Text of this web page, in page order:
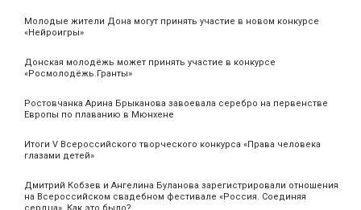
Молодые жители Дона могут принять участие в новом конкурсе
«Нейроигры»
Донская молодёжь может принять участие в конкурсе
«Росмолодёжь.Гранты»
Ростовчанка Арина Брыканова завоевала серебро на первенстве
Европы по плаванию в Мюнхене
Итоги V Всероссийского творческого конкурса «Права человека
глазами детей»
Дмитрий Кобзев и Ангелина Буланова зарегистрировали отношения
на Всероссийском свадебном фестивале «Россия. Соединяя